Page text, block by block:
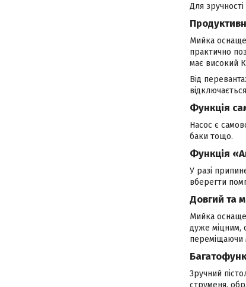
Для
Мийка
практично
має високий
Від
Функція
Насос є
баки тощо.
Функція
У разі
вберегти
Довгий та
Мийка
дуже міцним,
переміщаючи
Зручний
струменя,